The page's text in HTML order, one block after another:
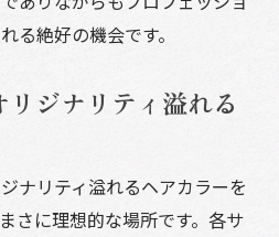
る絶好の機会です。
ジナリティ溢れる
ナリティ溢れるヘアカラーを
さに理想的な場所です。各サ